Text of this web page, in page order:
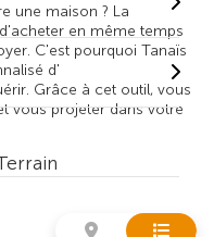
une maison ? La
en même temps
C'est pourquoi Tanaïs
d'
Grâce à cet outil, vous
vous projeter dans votre